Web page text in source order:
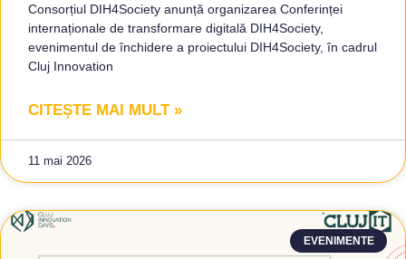
Consorțiul DIH4Society anunță organizarea Conferinței
internaționale de transformare digitală DIH4Society,
evenimentul de închidere a proiectului DIH4Society, în cadrul
Cluj Innovation
CITEȘTE MAI MULT »
11 mai 2026
EVENIMENTE